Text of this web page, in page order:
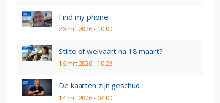
Find my phone
26 mrt 2026 - 10:00
Stilte of welvaart na 18 maart?
16 mrt 2026 - 10:28
De kaarten zijn geschud
14 mrt 2026 - 07:00